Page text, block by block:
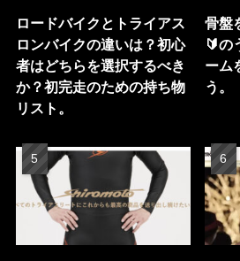
ロードバイクとトライアス
ロンバイクの違いは？初心
者はどちらを選択するべき
か？初完走のための持ち物
リスト。
骨盤
🔰の
ーム
う。